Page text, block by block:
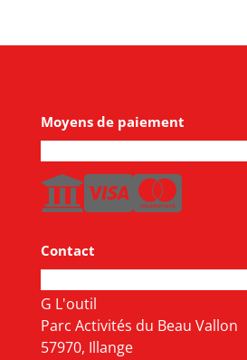
Moyens de paiement
Contact
G L'outil
Parc Activités du Beau Vallon
57970, Illange